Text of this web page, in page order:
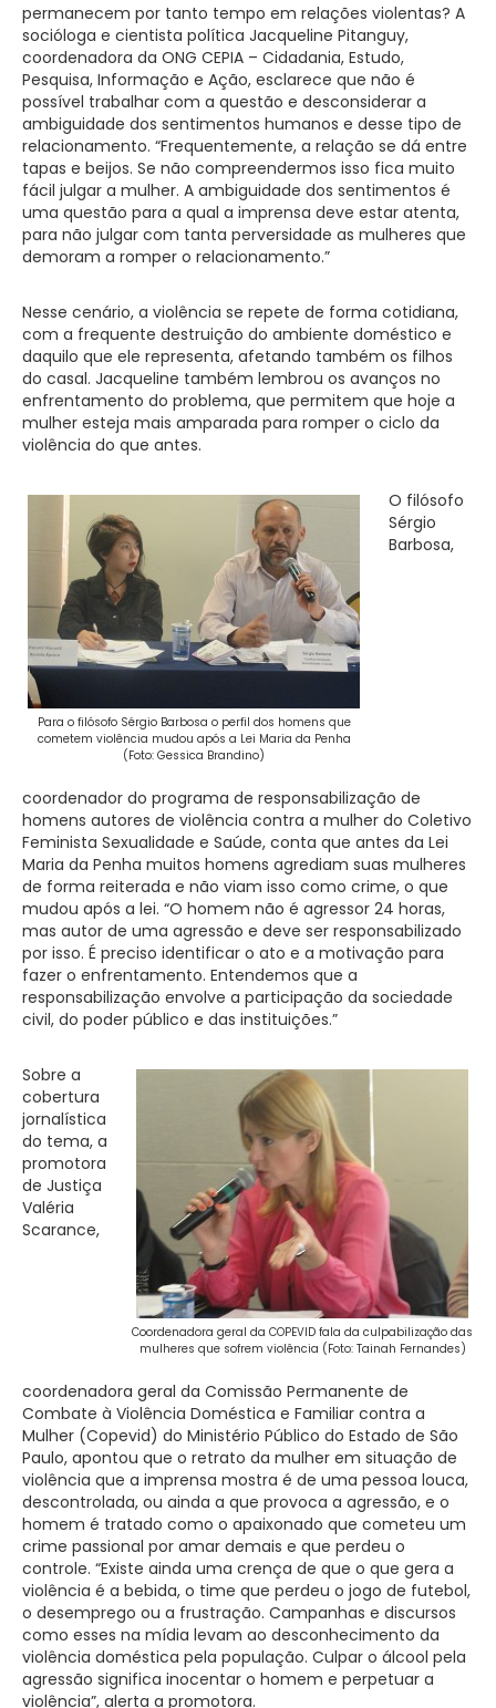
permanecem por tanto tempo em relações violentas? A
socióloga e cientista política Jacqueline Pitanguy,
coordenadora da ONG CEPIA – Cidadania, Estudo,
Pesquisa, Informação e Ação, esclarece que não é
possível trabalhar com a questão e desconsiderar a
ambiguidade dos sentimentos humanos e desse tipo de
relacionamento. “Frequentemente, a relação se dá entre
tapas e beijos. Se não compreendermos isso fica muito
fácil julgar a mulher. A ambiguidade dos sentimentos é
uma questão para a qual a imprensa deve estar atenta,
para não julgar com tanta perversidade as mulheres que
demoram a romper o relacionamento.”
Nesse cenário, a violência se repete de forma cotidiana,
com a frequente destruição do ambiente doméstico e
daquilo que ele representa, afetando também os filhos
do casal. Jacqueline também lembrou os avanços no
enfrentamento do problema, que permitem que hoje a
mulher esteja mais amparada para romper o ciclo da
violência do que antes.
Para o filósofo Sérgio Barbosa o perfil dos homens que
cometem violência mudou após a Lei Maria da Penha
(Foto: Gessica Brandino)
O filósofo
Sérgio
Barbosa,
coordenador do programa de responsabilização de
homens autores de violência contra a mulher do Coletivo
Feminista Sexualidade e Saúde, conta que antes da Lei
Maria da Penha muitos homens agrediam suas mulheres
de forma reiterada e não viam isso como crime, o que
mudou após a lei. “O homem não é agressor 24 horas,
mas autor de uma agressão e deve ser responsabilizado
por isso. É preciso identificar o ato e a motivação para
fazer o enfrentamento. Entendemos que a
responsabilização envolve a participação da sociedade
civil, do poder público e das instituições.”
Coordenadora geral da COPEVID fala da culpabilização das
mulheres que sofrem violência (Foto: Tainah Fernandes)
Sobre a
cobertura
jornalística
do tema, a
promotora
de Justiça
Valéria
Scarance,
coordenadora geral da Comissão Permanente de
Combate à Violência Doméstica e Familiar contra a
Mulher (Copevid) do Ministério Público do Estado de São
Paulo, apontou que o retrato da mulher em situação de
violência que a imprensa mostra é de uma pessoa louca,
descontrolada, ou ainda a que provoca a agressão, e o
homem é tratado como o apaixonado que cometeu um
crime passional por amar demais e que perdeu o
controle. “Existe ainda uma crença de que o que gera a
violência é a bebida, o time que perdeu o jogo de futebol,
o desemprego ou a frustração. Campanhas e discursos
como esses na mídia levam ao desconhecimento da
violência doméstica pela população. Culpar o álcool pela
agressão significa inocentar o homem e perpetuar a
violência”, alerta a promotora.